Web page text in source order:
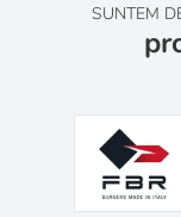
SUNTEM